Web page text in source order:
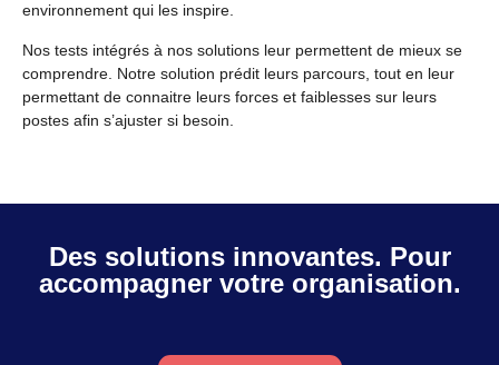
environnement qui les inspire.
Nos tests intégrés à nos solutions leur permettent de mieux se
comprendre. Notre solution prédit leurs parcours, tout en leur
permettant de connaitre leurs forces et faiblesses sur leurs
postes afin s’ajuster si besoin.
Des solutions innovantes. Pour
accompagner votre organisation.